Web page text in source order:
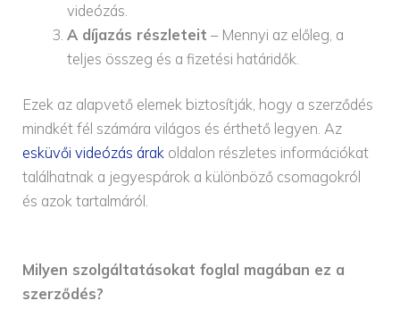
videózás.
A díjazás részleteit – Mennyi az előleg, a
teljes összeg és a fizetési határidők.
Ezek az alapvető elemek biztosítják, hogy a szerződés
mindkét fél számára világos és érthető legyen. Az
esküvői videózás árak oldalon részletes információkat
találhatnak a jegyespárok a különböző csomagokról
és azok tartalmáról.
Milyen szolgáltatásokat foglal magában ez a
szerződés?